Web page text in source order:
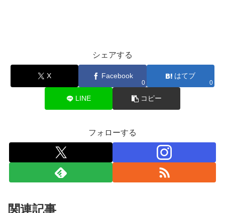
シェアする
X Facebook
0
はてブ
0
LINE コピー
フォローする
関連記事